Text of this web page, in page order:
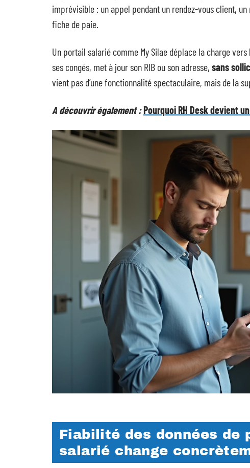
imprévisible : un appel pendant un rendez-vous client,
fiche de paie.
Un portail salarié comme My Silae déplace la charge
ses congés, met à jour son RIB ou son adresse, sans
vient pas d’une fonctionnalité spectaculaire, mais de la
A découvrir également :Pourquoi RH Desk devient
Fiabilité des données de
salarié change